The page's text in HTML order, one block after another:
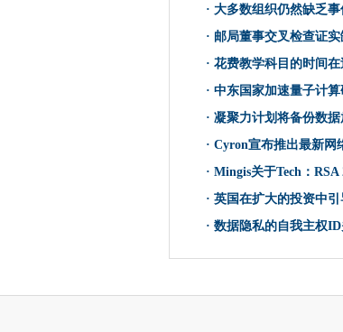
从三个月的飞行员
7月，Windows
Oracle滚出了自
来自道德黑客的主
获取应用的
这么久，Swype
SAP与AB Inbev定
微软远离
· 大多数组织仍然缺乏事
· 邮局董事交叉检查证
· 花费教学科目的时间
· 中东国家加速量子计算
· 凝聚力计划将备份数
· Cyron宣布推出最新网
· Mingis关于Tech：RSA
· 英国在扩大的投资中引
· 数据隐私的自我主权